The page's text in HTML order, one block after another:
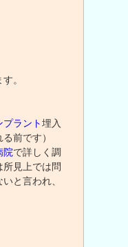
。
プラント埋入
前です）
院で詳しく調
見上では問
と言われ、